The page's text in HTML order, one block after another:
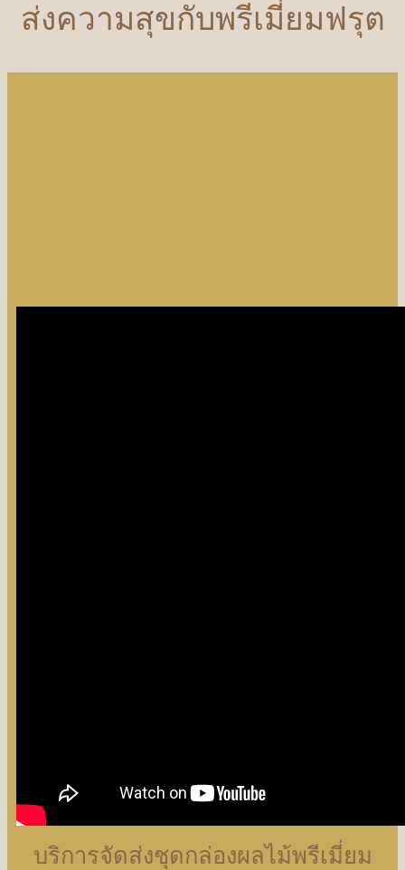
ส่งความสุขกับพรีเมี่ยมฟรุต
บริการจัดส่งชุดกล่องผลไม้พรีเมี่ยม